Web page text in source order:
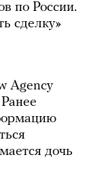
по России.
сделку»
Agency
дочь